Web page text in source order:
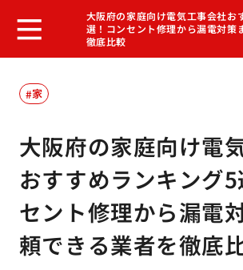
大阪府の家庭向け電気工事会社お
選！コンセント修理から漏電対策
徹底比較
家
大阪府の家庭向け電
おすすめランキング
セント修理から漏電
頼できる業者を徹底